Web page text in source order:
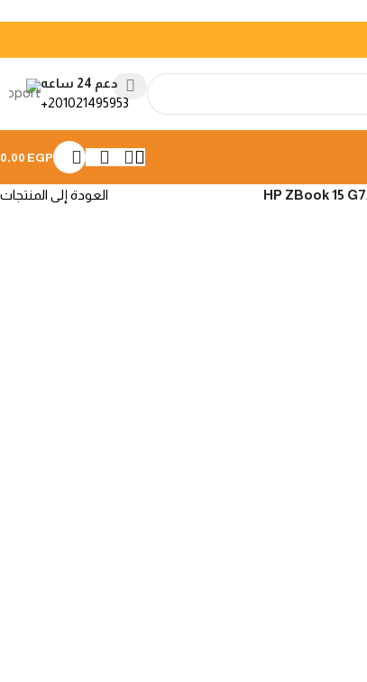
دعم 24 ساعه
201021495953
+
0,00 EGP
HP ZBook 15 G7 العودة إلى المنتجات